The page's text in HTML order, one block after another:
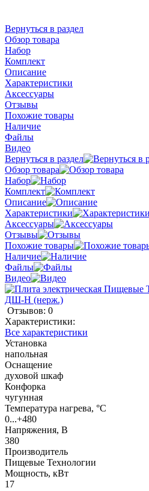
Вернуться в раздел
Обзор товара
Набор
Комплект
Описание
Характеристики
Аксессуары
Отзывы
Похожие товары
Наличие
Файлы
Видео
Вернуться в раздел
Обзор товара
Набор
Комплект
Описание
Характеристики
Аксессуары
Отзывы
Похожие товары
Наличие
Файлы
Видео
Отзывов: 0
Характеристики:
Все характеристики
Установка
напольная
Оснащение
духовой шкаф
Конфорка
чугунная
Температура нагрева, °C
0...+480
Напряжения, В
380
Производитель
Пищевые Технологии
Мощность, кВт
17